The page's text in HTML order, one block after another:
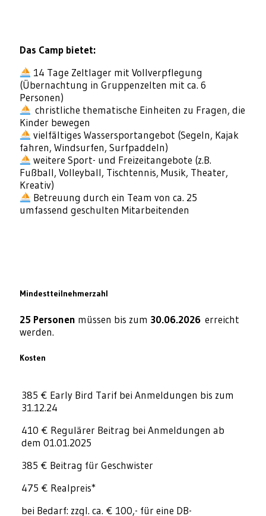
Das Camp bietet:
14 Tage Zeltlager mit Vollverpflegung
(Übernachtung in Gruppenzelten mit ca. 6
Personen)
christliche thematische Einheiten zu Fragen, die
Kinder bewegen
vielfältiges Wassersportangebot (Segeln, Kajak
fahren, Windsurfen, Surfpaddeln)
weitere Sport- und Freizeitangebote (z.B.
Fußball, Volleyball, Tischtennis, Musik, Theater,
Kreativ)
Betreuung durch ein Team von ca. 25
umfassend geschulten Mitarbeitenden
Mindestteilnehmerzahl
25 Personen müssen bis zum 30.06.2026 erreicht
werden.
Kosten
385 € Early Bird Tarif bei Anmeldungen bis zum
31.12.24
410 € Regulärer Beitrag bei Anmeldungen ab
dem 01.01.2025
385 € Beitrag für Geschwister
475 € Realpreis*
bei Bedarf: zzgl. ca. € 100,- für eine DB-